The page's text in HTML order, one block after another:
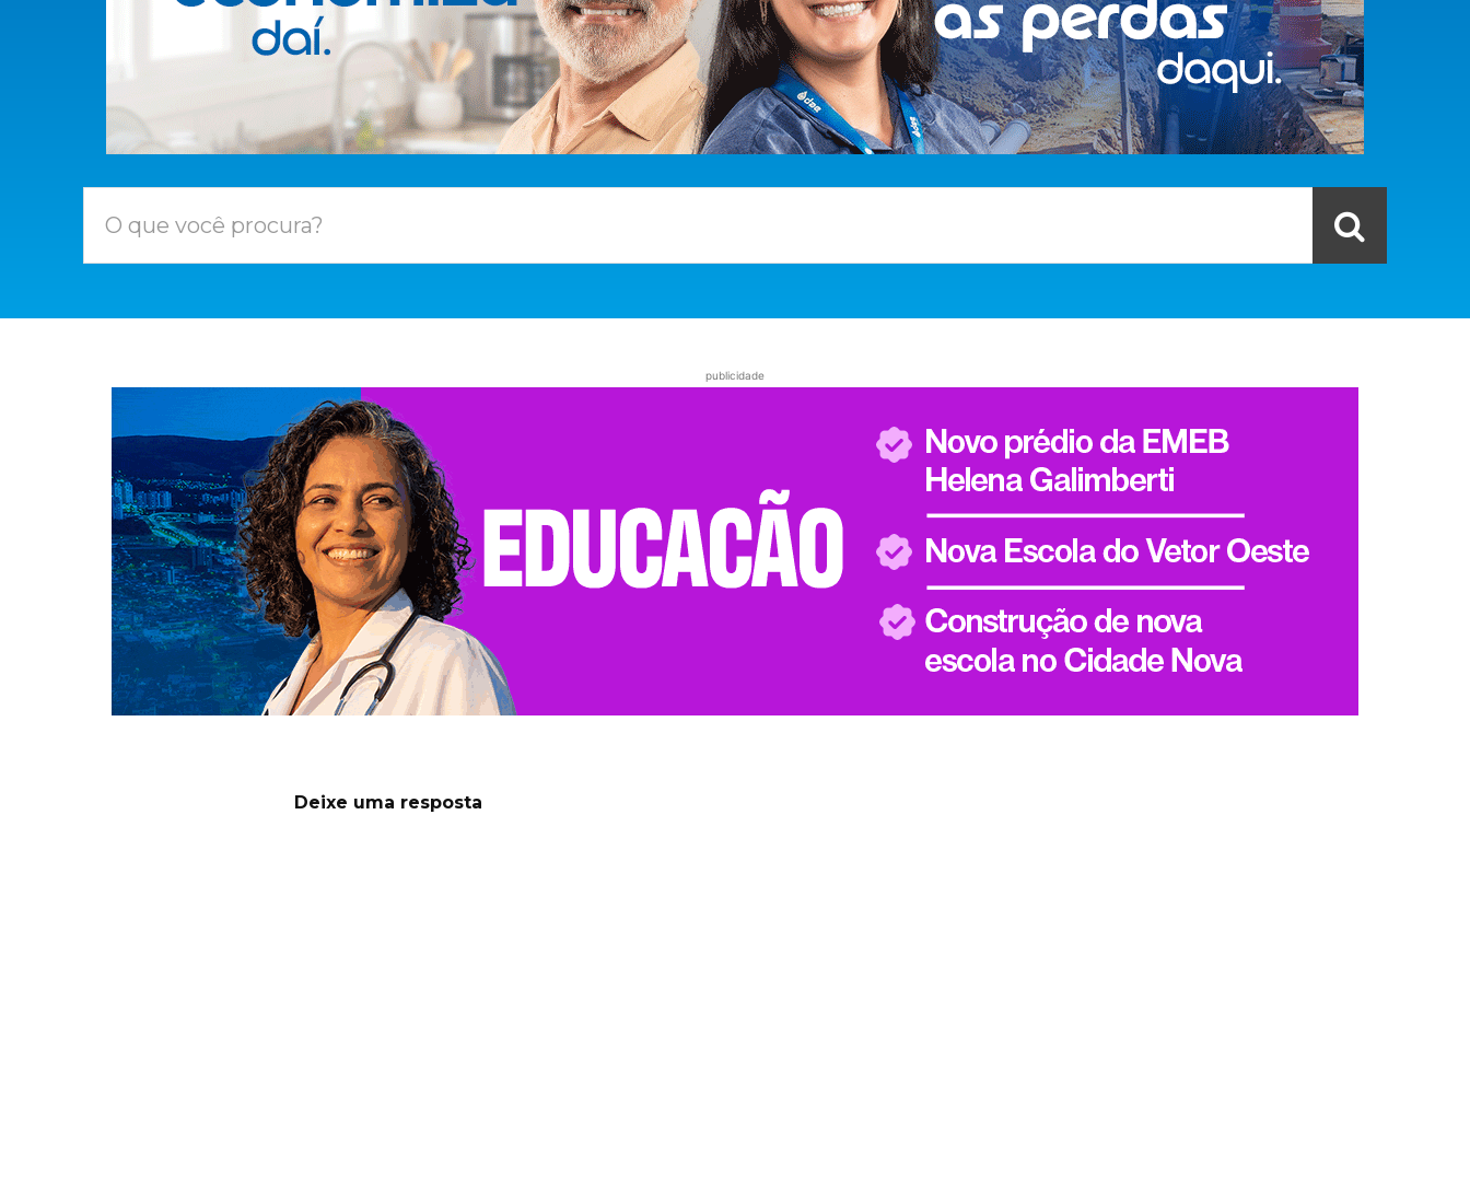
O que você procura?
publicidade
Deixe uma resposta